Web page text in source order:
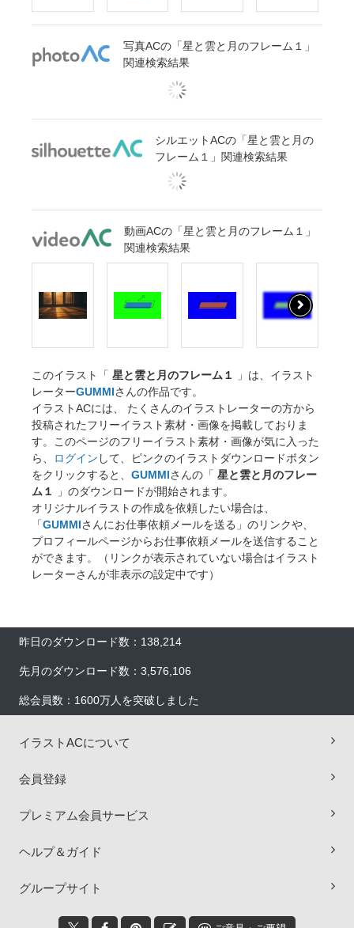
写真ACの「星と雲と月のフレーム１」
関連検索結果
シルエットACの「星と雲と月の
フレーム１」関連検索結果
動画ACの「星と雲と月のフレーム１」
関連検索結果
このイラスト「 星と雲と月のフレーム１
」は、イラスト
レーターGUMMIさんの作品です。
イラストACには、 たくさんのイラストレーターの方から
投稿されたフリーイラスト素材・画像を掲載しておりま
す。このページのフリーイラスト素材・画像が気に入った
ら、
ログイン して、ピンクのイラストダウンロードボタン
をクリックすると、 GUMMIさんの「 星と雲と月のフレー
ム１
」のダウンロードが開始されます。
オリジナルイラストの作成を依頼したい場合は、
「GUMMIさんにお仕事依頼メールを送る」のリンクや、
プロフィールページからお仕事依頼メールを送信すること
ができます。（リンクが表示されていない場合はイラスト
レーターさんが非表示の設定中です）
昨日のダウンロード数：138,214
先月のダウンロード数：3,576,106
総会員数：1600万人を突破しました
イラストACについて
会員登録
プレミアム会員サービス
ヘルプ＆ガイド
グループサイト